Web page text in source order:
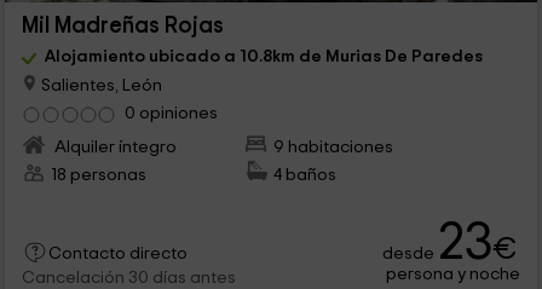
Mil Madreñas Rojas
Alojamiento ubicado a 10.8km de Murias De Paredes
Salientes, León
0 opiniones
Alquiler íntegro
9 habitaciones
18 personas
4 baños
Contacto directo
Cancelación 30 días antes
desde 23€
persona y noche